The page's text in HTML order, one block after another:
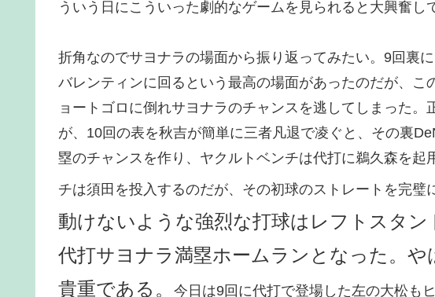
ういう日にこういった劇的なゲームを見られると大興奮し
折角なのでサヨナラの場面から振り返ってみたい。9回裏
バレンティンに回るという最高の場面があったのだが、こ
ョートゴロに倒れサヨナラのチャンスを逃してしまった
が、10回の表を秋吉が簡単に三者凡退で凌ぐと、その裏
塁のチャンスを作り、ヤクルトベンチは代打に鵜久森を起
チは須田を投入するのだが、その初球のストレートを完璧
動けないような強烈な打球はレフトスタ
代打サヨナラ満塁ホームランとなった。や
貴重である。
今日は9回に代打で登場した左の大松も